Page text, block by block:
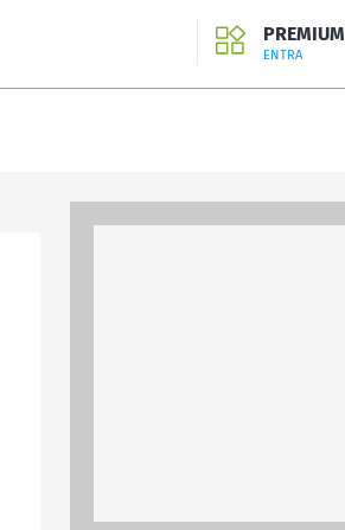
PREMIUM
ENTRA